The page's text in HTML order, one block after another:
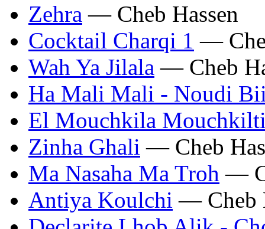
Zehra — Cheb Hassen
Cocktail Charqi 1 —
Wah Ya Jilala — Cheb
Ha Mali Mali - Noudi
El Mouchkila
Zinha Ghali — Cheb
Ma Nasaha Ma Troh —
Antiya Koulchi — Cheb